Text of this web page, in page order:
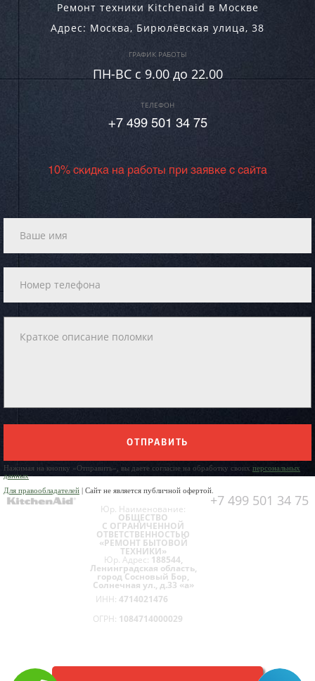
Ремонт техники Kitchenaid в Москве
Адрес: Москва, Бирюлёвская улица, 38
ГРАФИК РАБОТЫ
ПН-ВC c 9.00 до 22.00
ТЕЛЕФОН
+7 499 501 34 75
10% скидка на работы при заявке с сайта
ОТПРАВИТЬ
Нажимая на кнопку «Отправить», вы даете согласие на обработку своих персональных
данных
Для правообладателей | Сайт не является публичной офертой.
+7 499 501 34 75
Юр. Наименование:
ОБЩЕСТВО
С ОГРАНИЧЕННОЙ
ОТВЕТСТВЕННОСТЬЮ
«РЕМОНТ БЫТОВОЙ
ТЕХНИКИ»
Юр. Адрес: 188544,
Ленинградская область,
город Сосновый Бор,
Солнечная ул., д.33 «а»
ИНН: 4714021476
ОГРН: 1084714000029